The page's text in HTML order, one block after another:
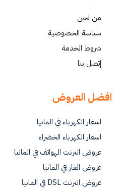
من نحن
سياسة الخصوصية
شروط الخدمة
إتصل بنا
افضل العروض
اسعار الكهرباء في المانيا
اسعار الكهرباء الخضراء
عروض انترنت الهواتف في المانيا
عروض الغاز في المانيا
عروض انترنت DSL في المانيا